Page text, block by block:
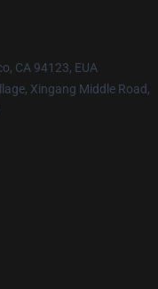
CA 94123, EUA
Xingang Middle Road,